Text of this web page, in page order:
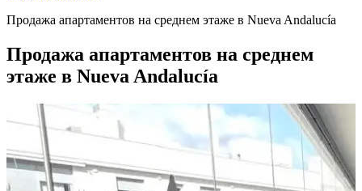
Продажа апартаментов на среднем этаже в Nueva Andalucía
Продажа апартаментов на среднем
этаже в Nueva Andalucía